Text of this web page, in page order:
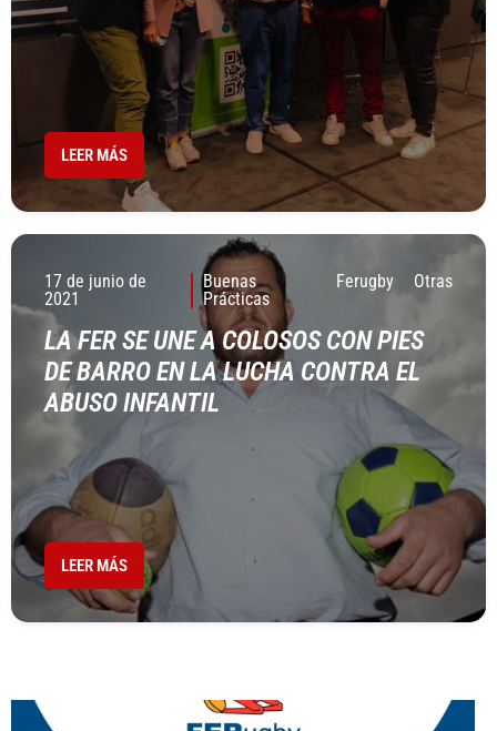
LEER MÁS
17 de junio de
2021
Buenas
Prácticas
Ferugby Otras
LA FER SE UNE A COLOSOS CON PIES
DE BARRO EN LA LUCHA CONTRA EL
ABUSO INFANTIL
LEER MÁS